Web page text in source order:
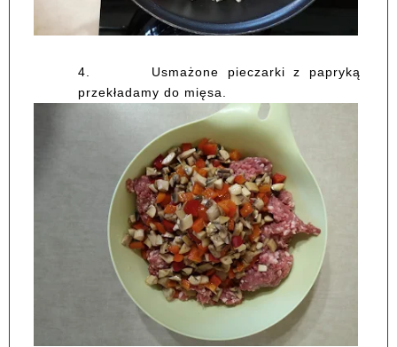
4.
Usmażone pieczarki z papryką
przekładamy do mięsa.